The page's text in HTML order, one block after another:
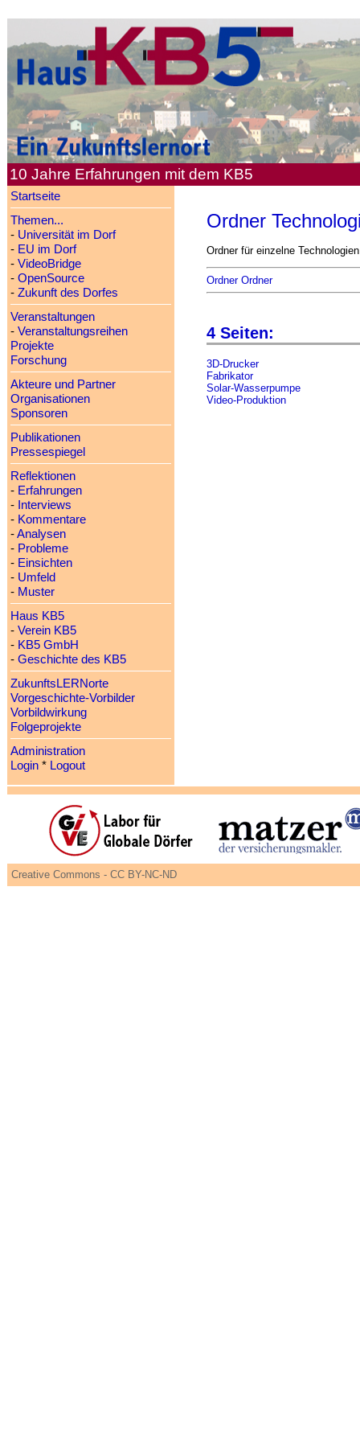
10 Jahre Erfahrungen mit dem KB5
Startseite
Themen...
- Universität im Dorf
- EU im Dorf
- VideoBridge
- OpenSource
- Zukunft des Dorfes
Veranstaltungen
- Veranstaltungsreihen
Projekte
Forschung
Akteure und Partner
Organisationen
Sponsoren
Publikationen
Pressespiegel
Reflektionen
- Erfahrungen
- Interviews
- Kommentare
-Analysen
- Probleme
- Einsichten
- Umfeld
- Muster
Haus KB5
- Verein KB5
- KB5 GmbH
- Geschichte des KB5
ZukunftsLERNorte
Vorgeschichte-Vorbilder
Vorbildwirkung
Folgeprojekte
Administration
Login* Logout
Ordner
Ordner für einzelne
Ordner Ordner
4 Seiten:
3D-Drucker
Fabrikator
Solar-Wasserpumpe
Video-Produktion
Creative Commons - CC BY-NC-ND